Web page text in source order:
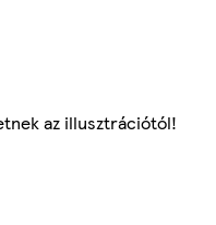
az illusztrációtól!